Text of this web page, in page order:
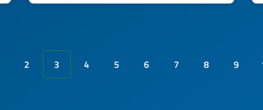
2 3 4 5 6 7 8 9